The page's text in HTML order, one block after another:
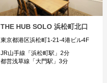
THE HUB SOLO 浜松町北口
東京都港区浜松町1-21-4港ビル4F
JR山手線「浜松町駅」2分
都営浅草線「大門駅」3分